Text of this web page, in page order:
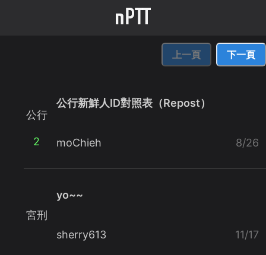
上一頁 下一頁
公行
2
公行新鮮人ID對照表（Repost）
moChieh 8/26
宮刑
yo~~
sherry613 11/17